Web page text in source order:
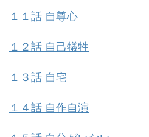
１１話 自尊心
１２話 自己犠牲
１３話 自宅
１４話 自作自演